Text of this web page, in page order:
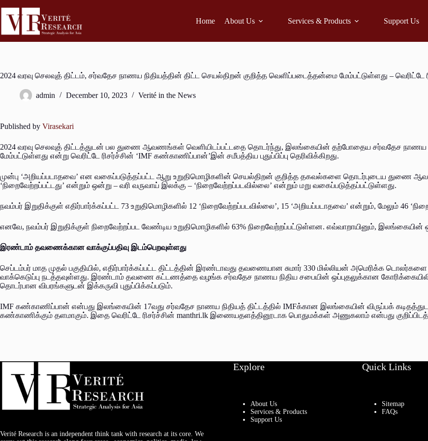
Home About Us Services & Products Support Us
2024 வரவு செலவுத் திட்டம், சர்வதேச நாணய நிதியத்தின் திட்ட செயல்திறன் குறித்த வெளிப்படைத்தன்மை மேம்பட்டுள்ளது – வெரிட்டே
admin December 10, 2023 Verité in the News
Published by Virasekari
2024 வரவு செலவுத் திட்டத்துடன் பல துணை ஆவணங்கள் வெளியிடப்பட்டதை தொடர்ந்து, இலங்கையின் தற்போதைய சர்வதேச நாணய
மேம்பட்டுள்ளது என்று வெரிட்டே ரிசர்ச்சின் ‘IMF கண்காணிப்பான்’இன் சமீபத்திய புதுப்பிப்பு தெரிவிக்கிறது.
முன்பு ‘அறியப்படாதவை’ என வகைப்படுத்தப்பட்ட ஆறு உறுதிமொழிகளின் செயல்திறன் குறித்த தகவல்களை தொடர்புடைய துணை
‘நிறைவேற்றப்பட்டது’ என்றும் ஒன்று – வரி வருவாய் இலக்கு – ‘நிறைவேற்றப்படவில்லை’ என்றும் மறு வகைப்படுத்தப்பட்டுள்ளது.
நவம்பர் இறுதிக்குள் எதிர்பார்க்கப்பட்ட 73 உறுதிமொழிகளில் 12 ‘நிறைவேற்றப்படவில்லை’, 15 ‘அறியப்படாதவை’ என்றும், மேலும் 46
எனவே, நவம்பர் இறுதிக்குள் நிறைவேற்றப்பட வேண்டிய உறுதிமொழிகளில் 63% நிறைவேற்றப்பட்டுள்ளன. எவ்வாறாயினும்,
இரண்டாம் தவணைக்கான வாக்குப்பதிவு இடம்பெறவுள்ளது
செப்டம்பர் மாத முதல் பகுதியில், எதிர்பார்க்கப்பட்ட திட்டத்தின் இரண்டாவது தவணையான சுமார் 330 மில்லியன் அமெரிக்க டொலர்களை
வாக்கெடுப்பு நடத்தவுள்ளது. இரண்டாம் தவணை கட்டணத்தை வழங்க சர்வதேச நாணய நிதிய சபையின் ஒப்புதலுக்கான
தொடர்பான விபரங்களுடன் இக்கருவி புதுப்பிக்கப்படும்.
IMF கண்காணிப்பான் என்பது இலங்கையின் 17வது சர்வதேச நாணய நிதியத் திட்டத்தில் IMFக்கான இலங்கையின் விருப்பக்
கண்காணிக்கும் தளமாகும். இதை வெரிட்டே ரிசர்ச்சின் manthri.lk இணையதளத்தினூடாக பொதுமக்கள் அணுகலாம் என்பது
Verité Research is an independent think tank with research at its core. We
Explore
About Us
Services & Products
Support Us
Quick Links
Sitemap
FAQs